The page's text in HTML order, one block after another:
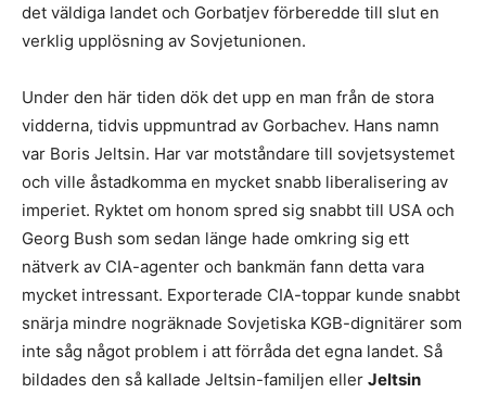
det väldiga landet och Gorbatjev förberedde till slut en
verklig upplösning av Sovjetunionen.
Under den här tiden dök det upp en man från de stora
vidderna, tidvis uppmuntrad av Gorbachev. Hans namn
var Boris Jeltsin. Har var motståndare till sovjetsystemet
och ville åstadkomma en mycket snabb liberalisering av
imperiet. Ryktet om honom spred sig snabbt till USA och
Georg Bush som sedan länge hade omkring sig ett
nätverk av CIA-agenter och bankmän fann detta vara
mycket intressant. Exporterade CIA-toppar kunde snabbt
snärja mindre nogräknade Sovjetiska KGB-dignitärer som
inte såg något problem i att förråda det egna landet. Så
bildades den så kallade Jeltsin-familjen eller Jeltsin